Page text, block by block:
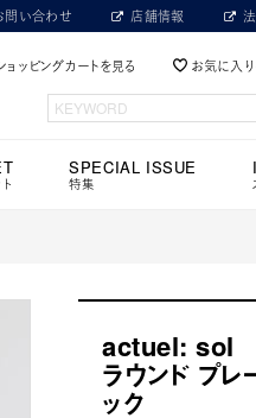
問い合わせ 店舗情報
ョッピングカートを見る お気に入
SPECIAL ISSUE
特集
actuel: sol
ラウンド プ
ック